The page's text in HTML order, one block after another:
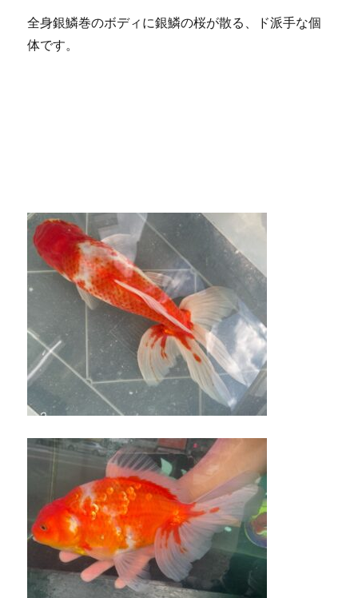
全身銀鱗巻のボディに銀鱗の桜が散る、ド派手な個
体です。